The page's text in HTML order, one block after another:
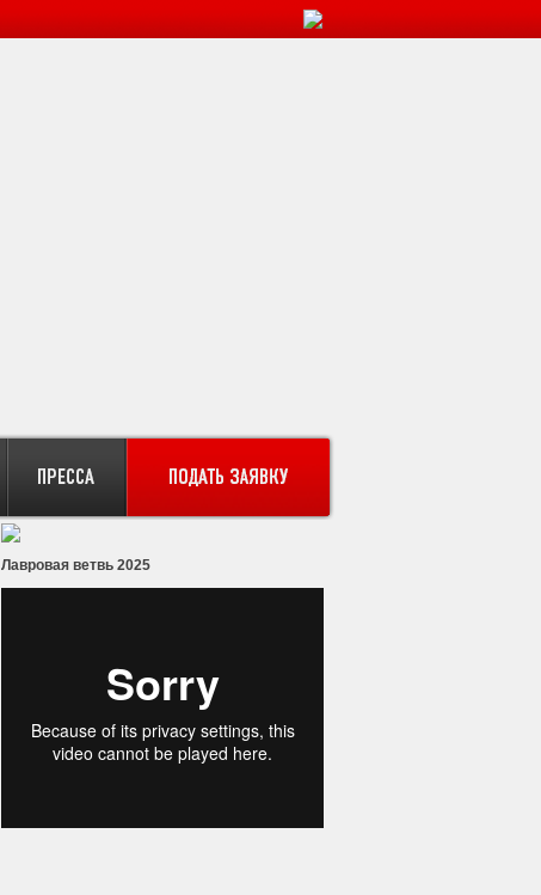
Лавровая ветвь 2025